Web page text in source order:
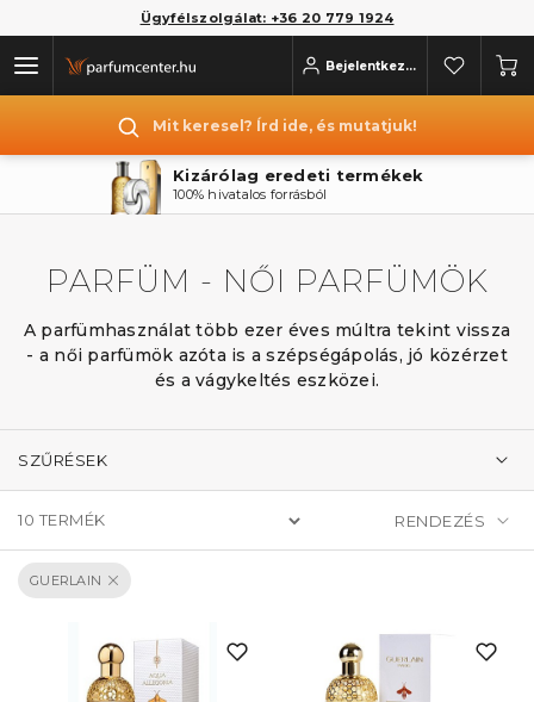
Ügyfélszolgálat: +36 20 779 1924
Bejelentkezés
Mit keresel? Írd ide, és mutatjuk!
Kizárólag eredeti termékek
100% hivatalos forrásból
PARFÜM - NŐI PARFÜMÖK
A parfümhasználat több ezer éves múltra tekint vissza
- a női parfümök azóta is a szépségápolás, jó közérzet
és a vágykeltés eszközei.
SZŰRÉSEK
10 TERMÉK
GUERLAIN